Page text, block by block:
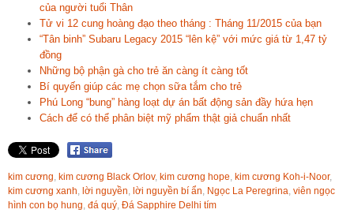
của người tuổi Thân
Tử vi 12 cung hoàng đạo theo tháng : Tháng 11/2015 của bạn
“Tân binh” Subaru Legacy 2015 “lên kệ” với mức giá từ 1,47 tỷ
đồng
Những bộ phận gà cho trẻ ăn càng ít càng tốt
Bí quyến giúp các mẹ chọn sữa tắm cho trẻ
Phú Long “bung” hàng loạt dự án bất động sản đầy hứa hẹn
Cách để có thể phân biệt mỹ phẩm thật giả chuẩn nhất
kim cương, kim cương Black Orlov, kim cương hope, kim cương Koh-i-Noor,
kim cương xanh, lời nguyền, lời nguyền bí ẩn, Ngọc La Peregrina, viên ngọc
hình con bọ hung, đá quý, Đá Sapphire Delhi tím